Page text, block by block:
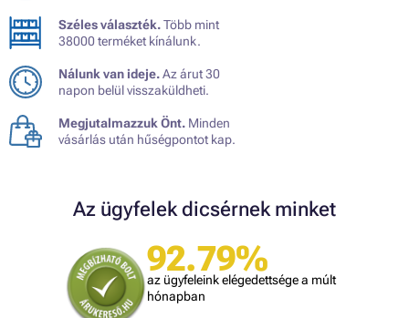
Széles választék.Több mint
38000 terméket kínálunk.
Nálunk van ideje.Az árut 30
napon belül visszaküldheti.
Megjutalmazzuk Önt. Minden
vásárlás után hűségpontot kap.
Az ügyfelek dicsérnek minket
92.79%
az ügyfeleink elégedettsége a múlt
hónapban